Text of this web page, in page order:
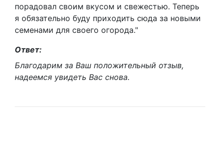
порадовал своим вкусом и свежестью. Теперь
я обязательно буду приходить сюда за новыми
семенами для своего огорода."
Ответ:
Благодарим за Ваш положительный отзыв,
надеемся увидеть Вас снова.